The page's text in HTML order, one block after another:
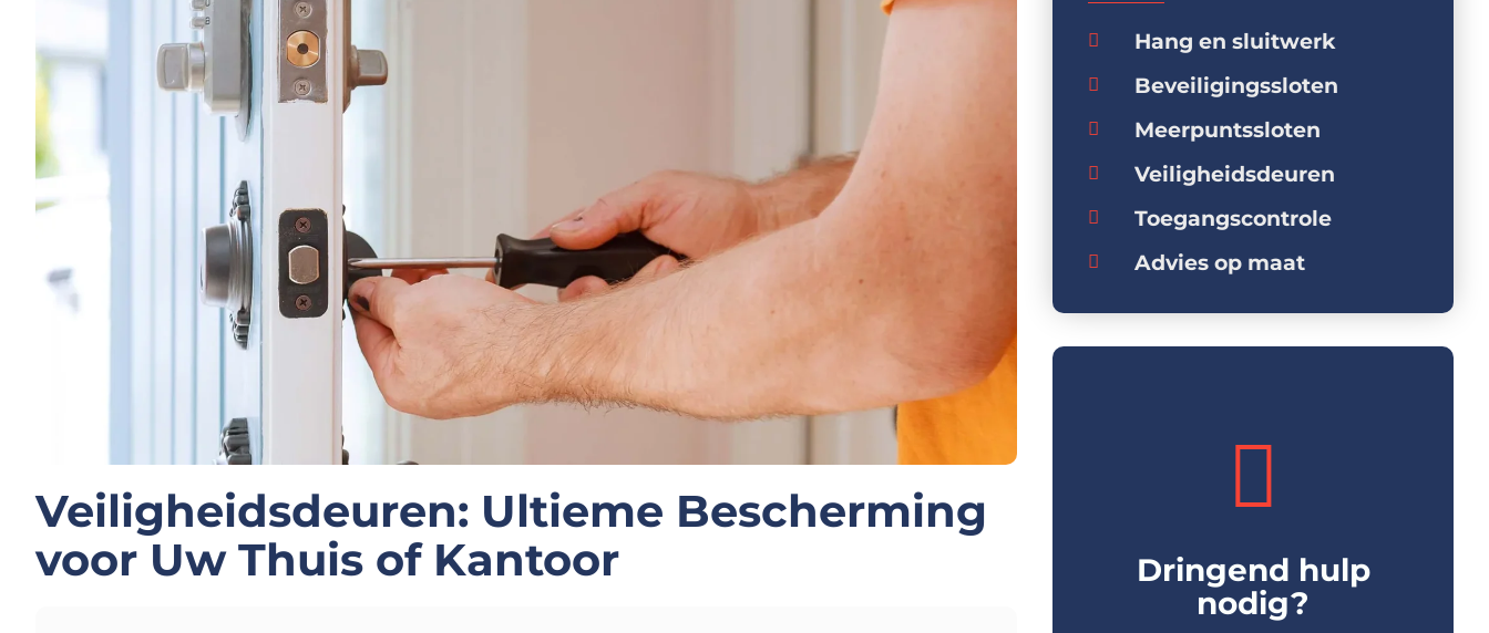
Veiligheidsdeuren: Ultieme Bescherming
voor Uw Thuis of Kantoor
Hang en sluitwerk
Beveiligingssloten
Meerpuntssloten
Veiligheidsdeuren
Toegangscontrole
Advies op maat
Dringend hulp
nodig?